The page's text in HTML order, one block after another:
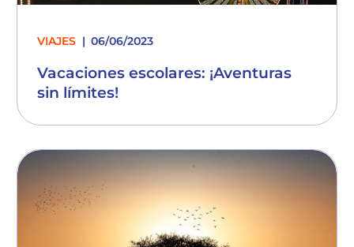
VIAJES 06/06/2023
Vacaciones escolares: ¡Aventuras
sin límites!